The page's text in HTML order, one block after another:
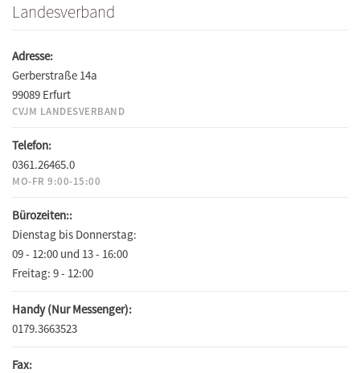
Landesverband
Adresse:
Gerberstraße 14a
99089 Erfurt
CVJM LANDESVERBAND
Telefon:
0361.26465.0
MO-FR 9:00-15:00
Bürozeiten::
Dienstag bis Donnerstag:
09 - 12:00 und 13 - 16:00
Freitag: 9 - 12:00
Handy (Nur Messenger):
0179.3663523
Fax: